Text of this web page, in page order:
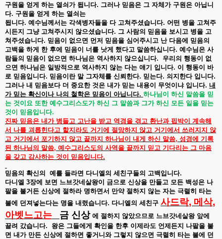
구원을 얻게 하는 열쇠가 됩니다. 그러나 믿음은 그 자체가 구원은 아닙니
다. 구원을 얻게 하는 열쇠는
됩니다. 예수님께서는 각색병자들을 다 고쳐주셨습니다. 어떤 병을 고쳐주
시든지 그냥 고쳐주시지 않으셨습니다. 그 사람의 믿음을 보시고 병을 고
쳐주셨습니다. 믿음이 없으면 먼저 믿음을 심어주시고 난 다음에 믿음의
고백을 하게 한 후에 믿음이 너를 낫게 했다고 말씀하십니다. 예수님은 사
람들의 믿음이 없으면 하나님은 역사하지 않으십니다. 우리의 행동이
없
으면 하나님은 일방적으로 역사하지 않는 다는 얘기 입니다. 이 행동이
바
로 믿음입니다. 믿음이란 말 그자체를 신뢰한다. 믿는다. 의지한다 입니다.
그러나 내 믿음보다 더 중요한 것은 내가 믿는 내용이 무엇이냐 입니다. 내
가 믿는 확신이나 나의 철학은 믿음이 아닙니다. 하나님이 하신 말씀을 믿
는 것이요 또한 예수그리스도가 하신 그 말씀과 그가 하신 모든 일을 믿는
것이
믿음입니다.
진짜 믿음은 내가 병들고 고난을 받고 역경을 겪고 환난과 핍박이 계속해
서 나를 괴롭힌다고 할지라도 거기에 절망하지 않고 거기에서 쓰러지지 않
고 거기에서 포기하지 않고 끝까지 하나님이 내게 하신 말씀, 성경에 기록
된 하나님의 말씀, 예수그리스도의 사역을 끝까지 믿고 기다리는 그 마음
을 갖고 감사하는 것이 믿음입니다.
믿음의 확신의 예를 들라면 다니엘의 세친구들의 고백입니다.
다니엘 3장에 보면 느브갓네살왕이 금으로 신상을 만들고 모든 백성은 나
팔을 불거든 신상에 절하라 명하면서 만약 절하지 않는 자는 극렬히 타는
불에 던져넣는다는 명을 내렸습니다. 다니엘의 세친구 사드락, 메삭,
아벳느고는
금 신상 에 절하지 않았으므로 느브갓네살왕 앞에
끌려 갔습니다. 왕은 그들에게 확인을 한후 이제라도 언제든지 나팔을 불
면 내가 만든 신상에 절하면 좋거니와 그렇지 않으면 극렬히 타는 불에 던